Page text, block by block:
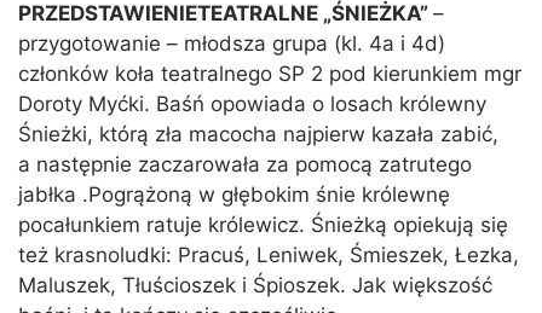
PRZEDSTAWIENIETEATRALNE „ŚNIEŻKA” –
przygotowanie – młodsza grupa (kl. 4a i 4d)
członków koła teatralnego SP 2 pod kierunkiem mgr
Doroty Myćki. Baśń opowiada o losach królewny
Śnieżki, którą zła macocha najpierw kazała zabić,
a następnie zaczarowała za pomocą zatrutego
jabłka .Pogrążoną w głębokim śnie królewnę
pocałunkiem ratuje królewicz. Śnieżką opiekują się
też krasnoludki: Pracuś, Leniwek, Śmieszek, Łezka,
Maluszek, Tłuścioszek i Śpioszek. Jak większość